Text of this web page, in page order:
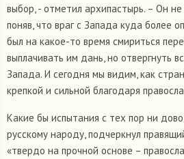
выбор, - отметил архипастырь. – Он
поняв, что враг с Запада куда более
был на какое-то время смириться
выплачивать им дань, но отвергнуть
Запада. И сегодня мы видим, как
крепкой и сильной благодаря
Какие бы испытания с тех пор ни
русскому народу, подчеркнул
«твердо на прочной основе –